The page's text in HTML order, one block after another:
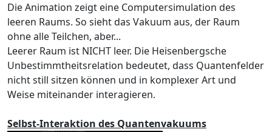
Die Animation zeigt eine Computersimulation des
leeren Raums. So sieht das Vakuum aus, der Raum
ohne alle Teilchen, aber...
Leerer Raum ist NICHT leer. Die Heisenbergsche
Unbestimmtheitsrelation bedeutet, dass Quantenfelder
nicht still sitzen können und in komplexer Art und
Weise miteinander interagieren.
Selbst-Interaktion des Quantenvakuums